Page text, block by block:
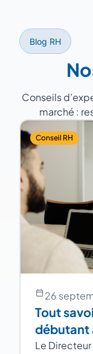
de l'emploi
Blog RH
Conseils
marché :
Conseil RH
26
Tout
débutant
Le